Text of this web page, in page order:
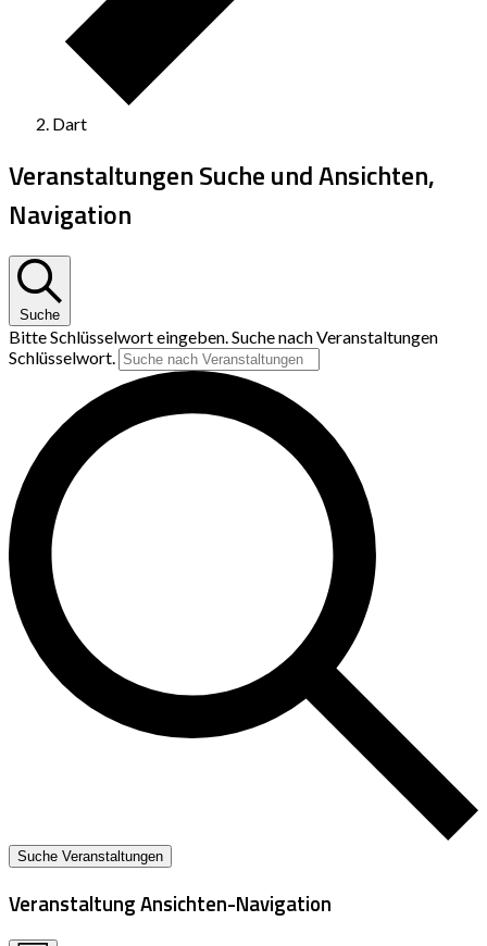
Dart
Veranstaltungen Suche und Ansichten,
Navigation
Suche
Bitte Schlüsselwort eingeben. Suche nach Veranstaltungen
Schlüsselwort.
Suche Veranstaltungen
Veranstaltung Ansichten-Navigation